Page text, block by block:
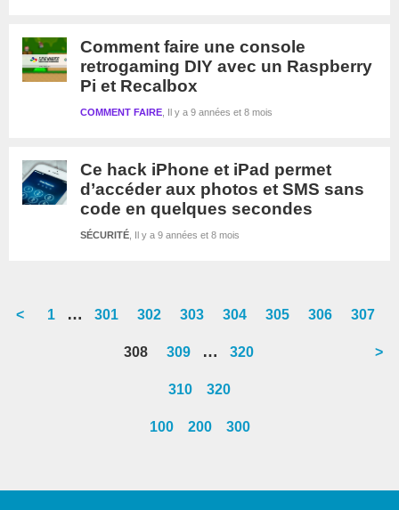
Comment faire une console
retrogaming DIY avec un Raspberry
Pi et Recalbox
Il y a 9 années et 8 mois
COMMENT FAIRE
Ce hack iPhone et iPad permet
d’accéder aux photos et SMS sans
code en quelques secondes
Il y a 9 années et 8 mois
SÉCURITÉ
<
Go
1
Interim
omitted
…
Go
page
301
Go
page
302
Go
page
303
Go
page
304
Go
305
Go
306
Go
page
307
Go
308
Go
page
309
Interim
omitted
…
Go
page
320 >
310 320
100 200 300
latérale